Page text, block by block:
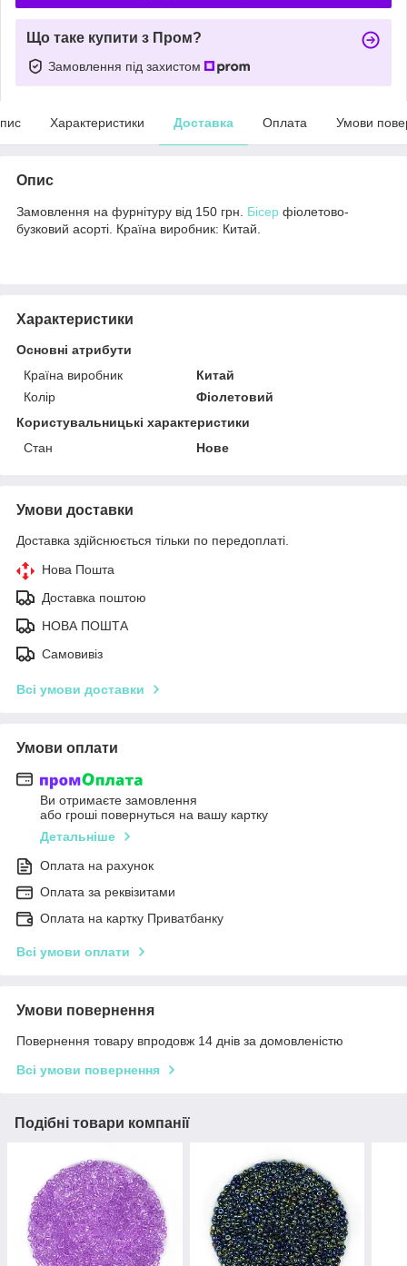
Що таке купити з Пром?
Замовлення під захистом
Характеристики Доставка Оплата Умови
Опис
Замовлення на фурнітуру від 150 грн. Бісер фіолетово-
бузковий асорті. Країна виробник: Китай.
Характеристики
Основні атрибути
Країна виробник
Китай
Колір
Фіолетовий
Користувальницькі характеристики
Стан
Нове
Умови доставки
Доставка здійснюється тільки по передоплаті.
Нова Пошта
Доставка поштою
НОВА ПОШТА
Самовивіз
Всі умови доставки
Умови оплати
Ви отримаєте замовлення
або гроші повернуться на вашу картку
Детальніше
Оплата на рахунок
Оплата за реквізитами
Оплата на картку Приватбанку
Всі умови оплати
Умови повернення
Повернення товару впродовж 14 днів за домовленістю
Всі умови повернення
Подібні товари компанії